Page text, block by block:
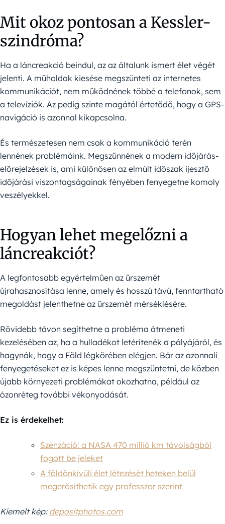
Mit okoz pontosan a Kessler-
szindróma?
Ha a láncreakció beindul, az az általunk ismert élet végét
jelenti. A műholdak kiesése megszünteti az internetes
kommunikációt, nem működnének többé a telefonok, sem
a televíziók. Az pedig szinte magától értetődő, hogy a GPS-
navigáció is azonnal kikapcsolna.
És természetesen nem csak a kommunikáció terén
lennének problémáink. Megszűnnének a modern időjárás-
előrejelzések is, ami különösen az elmúlt időszak ijesztő
időjárási viszontagságainak fényében fenyegetne komoly
veszélyekkel.
Hogyan lehet megelőzni a
láncreakciót?
A legfontosabb egyértelműen az űrszemét
újrahasznosítása lenne, amely és hosszú távú, fenntartható
megoldást jelenthetne az űrszemét mérséklésére.
Rövidebb távon segíthetne a probléma átmeneti
kezelésében az, ha a hulladékot letérítenék a pályájáról, és
hagynák, hogy a Föld légkörében elégjen. Bár az azonnali
fenyegetéseket ez is képes lenne megszüntetni, de közben
újabb környezeti problémákat okozhatna, például az
ózonréteg további vékonyodását.
Ez is érdekelhet:
Szenzáció: a NASA 470 millió km távolságból
fogott be jeleket
A földönkívüli élet létezését heteken belül
megerősíthetik egy professzor szerint
Kiemelt kép: depositphotos.com